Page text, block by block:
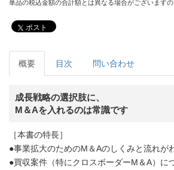
単品の税込金額の合計額とは異なる場合がございますの
ポスト
概要 目次 問い合わせ
成長戦略の選択肢に、
M＆Aを入れるのは常識です
［本書の特長］
●事業拡大のためのM＆Aのしくみと流れが
●買収案件（特にクロスボーダーM＆A）に